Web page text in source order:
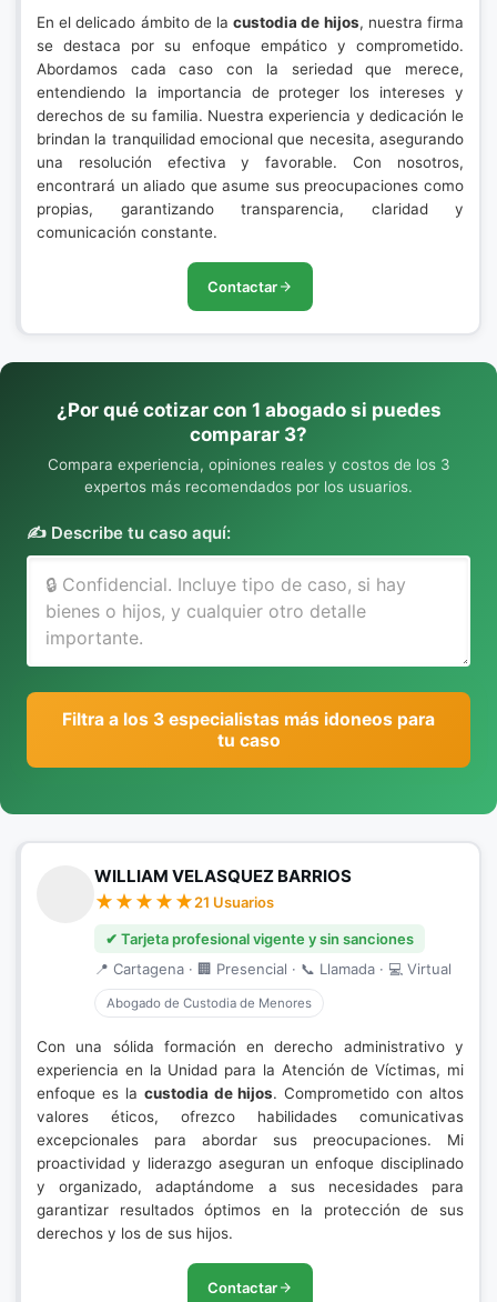
En el delicado ámbito de lacustodia de hijos, nuestra firma
se destaca por su enfoque empático y comprometido.
Abordamos cada caso con la seriedad que merece,
entendiendo la importancia de proteger los intereses y
derechos de su familia. Nuestra experiencia y dedicación le
brindan la tranquilidad emocional que necesita, asegurando
una resolución efectiva y favorable. Con nosotros,
encontrará un aliado que asume sus preocupaciones como
propias, garantizando transparencia, claridad y
comunicación constante.
Contactar
¿Por qué cotizar con 1 abogado si puedes
comparar 3?
Compara experiencia, opiniones reales y costos de los 3
expertos más recomendados por los usuarios.
✍️ Describe tu caso aquí:
Filtra a los 3 especialistas más idoneos para
tu caso
WILLIAM VELASQUEZ BARRIOS
21 Usuarios
✔ Tarjeta profesional vigente y sin sanciones
📍 Cartagena · 🏢 Presencial · 📞 Llamada · 💻 Virtual
Abogado de Custodia de Menores
Con una sólida formación en derecho administrativo y
experiencia en la Unidad para la Atención de Víctimas, mi
enfoque es la custodia de hijos. Comprometido con altos
valores éticos, ofrezco habilidades comunicativas
excepcionales para abordar sus preocupaciones. Mi
proactividad y liderazgo aseguran un enfoque disciplinado
y organizado, adaptándome a sus necesidades para
garantizar resultados óptimos en la protección de sus
derechos y los de sus hijos.
Contactar